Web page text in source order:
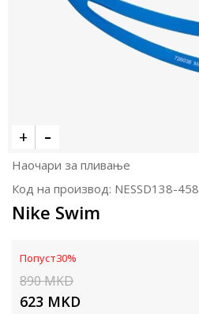
Наочари за пливање
Код на производ: NESSD138-458
Nike Swim
Попуст30%
890MKD
623 MKD